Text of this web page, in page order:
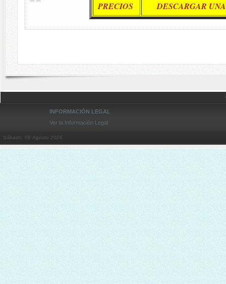
PRECIOS. DESCARGAR
INFORMACIÓN LEGAL
Ver la Información Legal
Sábado, 08 Agosto 2026